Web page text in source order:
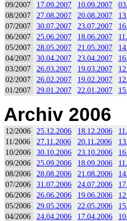
09/2007
17.09.2007 10.09.2007
08/2007
27.08.2007 20.08.2007
07/2007
30.07.2007 23.07.2007
06/2007
25.06.2007 18.06.2007
05/2007
28.05.2007 21.05.2007
04/2007
30.04.2007 23.04.2007
03/2007
26.03.2007 19.03.2007
02/2007
26.02.2007 19.02.2007
01/2007
29.01.2007 22.01.2007
Archiv 2006
12/2006 25.12.2006 18.12.2006
11/2006
27.11.2006 20.11.2006
10/2006
30.10.2006 23.10.2006
09/2006
25.09.2006 18.09.2006
08/2006
28.08.2006 21.08.2006
07/2006
31.07.2006 24.07.2006
06/2006
26.06.2006 19.06.2006
05/2006
29.05.2006 22.05.2006
04/2006
24.04.2006 17.04.2006